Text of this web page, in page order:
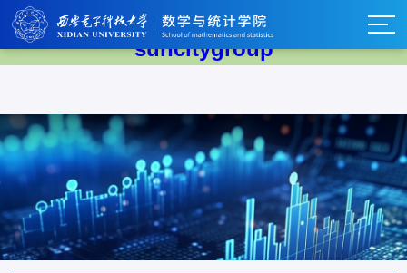
太阳集团tyc539(中国)有限公司-
suncitygroup